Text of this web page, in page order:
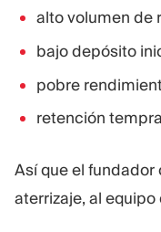
alto volumen de
bajo depósito
pobre
retención
Así que el
aterrizaje, al